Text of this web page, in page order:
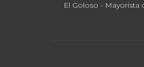
El Goloso - Mayorista